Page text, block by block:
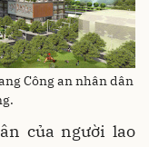
Công an nhân dân
của người lao